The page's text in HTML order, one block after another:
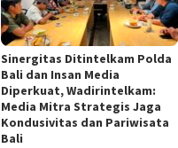
Sinergitas Ditintelkam Polda
Bali dan Insan Media
Diperkuat, Wadirintelkam:
Media Mitra Strategis Jaga
Kondusivitas dan Pariwisata
Bali